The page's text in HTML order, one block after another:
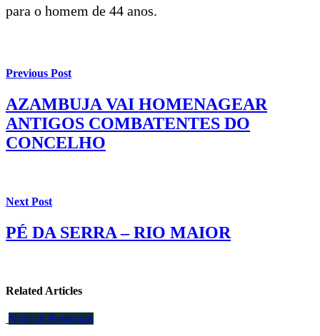
para o homem de 44 anos.
Previous Post
AZAMBUJA VAI HOMENAGEAR
ANTIGOS COMBATENTES DO
CONCELHO
Next Post
PÉ DA SERRA – RIO MAIOR
Related Articles
Notícias Regionais